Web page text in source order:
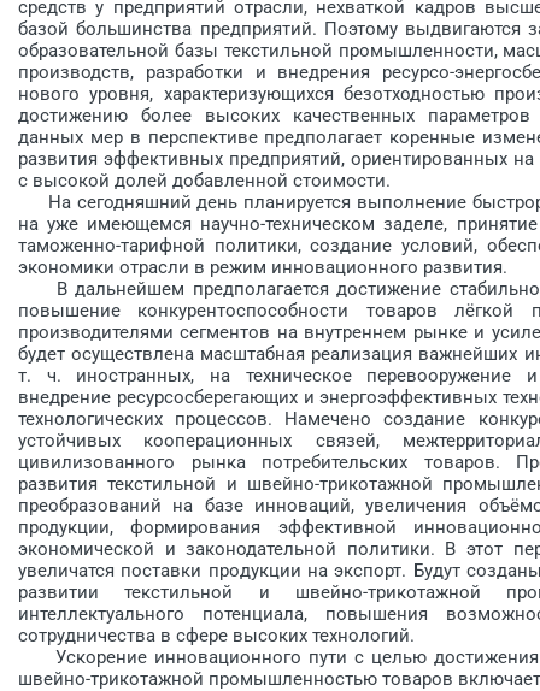
средств у предприятий отрасли, нехваткой кадров
базой большинства предприятий. Поэтому выдвигаются
образовательной базы текстильной промышленности,
производств, разработки и внед­рения ресурсо-
нового уровня, характеризующихся безотходностью
достижению более высоких качественных
данных мер в перспективе предполагает коренные
развития эффективных предприятий, ориентированных
с высокой долей добавленной стоимости.
На сегодняшний день планируется выполнение
на уже имеющемся научно-техническом заделе,
таможенно-тарифной политики, создание условий,
экономики отрасли в режим инновационного развития.
В дальнейшем предполагается достижение
повышение конкурентоспособности товаров
производителями сегментов на внутреннем рынке и
будет осуществлена масштабная реализация важнейших
т. ч. иностранных, на техническое перевооружение
внедрение ресурсосберегающих и энергоэффективных
технологических процессов. Намечено создание
устойчивых кооперационных связей,
цивилизованного рынка потребительских товаров.
развития текстильной и швейно-трикотажной
преобразований на базе инноваций, увеличения
продукции, формирования эффективной
экономической и законодательной политики. В этот
увеличатся поставки про­дукции на экспорт. Будут
развитии текстильной и швейно-трикотажной
интеллектуального потенциала, повышения
сотрудничества в сфере высоких технологий.
Ускорение инновационного пути с целью достижения
швейно-трикотажной про­мышленностью товаров